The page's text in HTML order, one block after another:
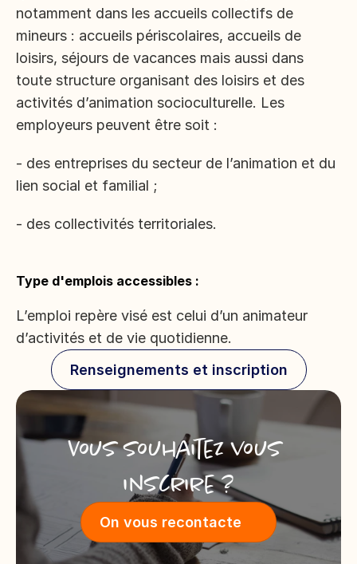
notamment dans les accueils collectifs de
mineurs : accueils périscolaires, accueils de
loisirs, séjours de vacances mais aussi dans
toute structure organisant des loisirs et des
activités d’animation socioculturelle. Les
employeurs peuvent être soit :
- des entreprises du secteur de l’animation et du
lien social et familial ;
- des collectivités territoriales.
Type d'emplois accessibles :
L’emploi repère visé est celui d’un animateur
d’activités et de vie quotidienne.
Renseignements et inscription
Vous souhaitez vous
inscrire ?
On vous recontacte